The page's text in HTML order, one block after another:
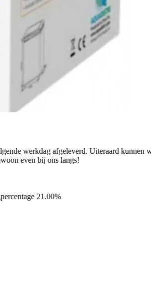
werkdag afgeleverd. Uiteraard
even bij ons langs!
21.00%